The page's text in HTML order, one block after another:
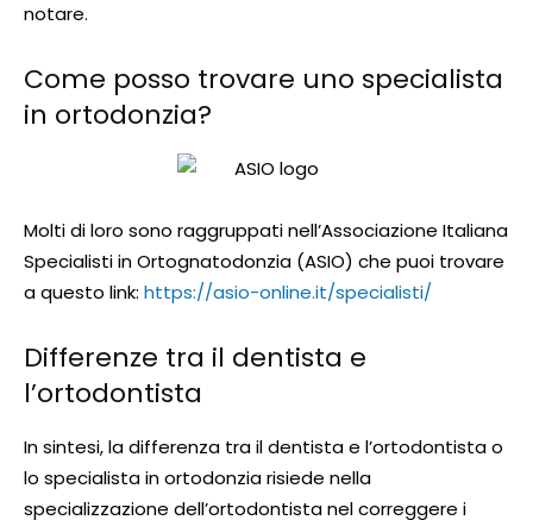
notare.
Come posso trovare uno specialista
in ortodonzia?
Molti di loro sono raggruppati nell’Associazione Italiana
Specialisti in Ortognatodonzia (ASIO) che puoi trovare
a questo link: https://asio-online.it/specialisti/
Differenze tra il dentista e
l’ortodontista
In sintesi, la differenza tra il dentista e l’ortodontista o
lo specialista in ortodonzia risiede nella
specializzazione dell’ortodontista nel correggere i